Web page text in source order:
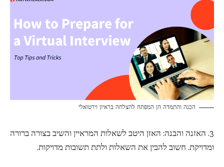
הכנה והתמדה הן המפתח להצלחה בראיון וירטואלי
3. האזנה והבנה: האזן היטב לשאלות המראיין והשיב בצורה ברורה
ומדויקת. חשוב להבין את השאלות ולתת תשובות מדויקות.